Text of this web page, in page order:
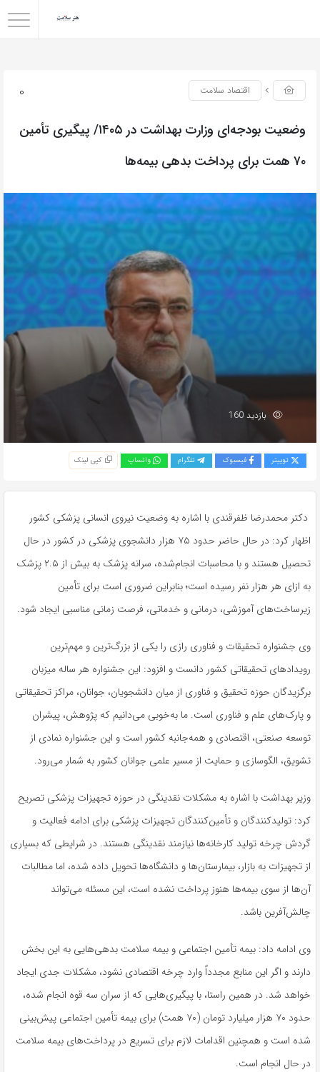
0 اقتصاد سلامت
وضعیت بودجه‌ای وزارت بهداشت در ۱۴۰۵/ پیگیری تأمین
۷۰ همت برای پرداخت بدهی بیمه‌ها
بازدید 160
توییتر فیسبوک تلگرام واتساپ کپی لینک
دکتر محمدرضا ظفرقندی با اشاره به وضعیت نیروی انسانی پزشکی کشور
اظهار کرد: در حال حاضر حدود ۷۵ هزار دانشجوی پزشکی در کشور در حال
تحصیل هستند و با محاسبات انجام‌شده، سرانه پزشک به بیش از ۲.۵ پزشک
به ازای هر هزار نفر رسیده است؛ بنابراین ضروری است برای تأمین
زیرساخت‌های آموزشی، درمانی و خدماتی، فرصت زمانی مناسبی ایجاد شود.
وی جشنواره تحقیقات و فناوری رازی را یکی از بزرگ‌ترین و مهم‌ترین
رویدادهای تحقیقاتی کشور دانست و افزود: این جشنواره هر ساله میزبان
برگزیدگان حوزه تحقیق و فناوری از میان دانشجویان، جوانان، مراکز تحقیقاتی
و پارک‌های علم و فناوری است. ما به‌خوبی می‌دانیم که پژوهش، پیشران
توسعه صنعتی، اقتصادی و همه‌جانبه کشور است و این جشنواره نمادی از
تشویق، الگوسازی و حمایت از مسیر علمی جوانان کشور به شمار می‌رود.
وزیر بهداشت با اشاره به مشکلات نقدینگی در حوزه تجهیزات پزشکی تصریح
کرد: تولیدکنندگان و تأمین‌کنندگان تجهیزات پزشکی برای ادامه فعالیت و
گردش چرخه تولید کارخانه‌ها نیازمند نقدینگی هستند. در شرایطی که بسیاری
از تجهیزات به بازار، بیمارستان‌ها و دانشگاه‌ها تحویل داده شده، اما مطالبات
آن‌ها از سوی بیمه‌ها هنوز پرداخت نشده است، این مسئله می‌تواند
چالش‌آفرین باشد.
وی ادامه داد: بیمه تأمین اجتماعی و بیمه سلامت بدهی‌هایی به این بخش
دارند و اگر این منابع مجدداً وارد چرخه اقتصادی نشود، مشکلات جدی ایجاد
خواهد شد. در همین راستا، با پیگیری‌هایی که از سران سه قوه انجام شده،
حدود ۷۰ هزار میلیارد تومان (۷۰ همت) برای بیمه تأمین اجتماعی پیش‌بینی
شده است و همچنین اقدامات لازم برای تسریع در پرداخت‌های بیمه سلامت
در حال انجام است.